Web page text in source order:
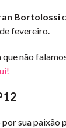
Bortolossi
fevereiro.
não
sua paixão